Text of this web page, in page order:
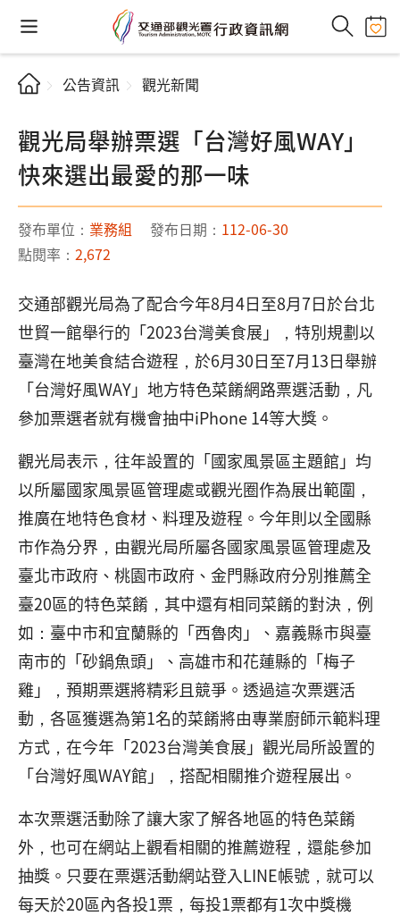
公告資訊 觀光新聞
觀光局舉辦票選「台灣好風WAY」
快來選出最愛的那一味
發布單位： 業務組 發布日期： 112-06-30
點閱率： 2,672
交通部觀光局為了配合今年8月4日至8月7日於台北
世貿一館舉行的「2023台灣美食展」，特別規劃以
臺灣在地美食結合遊程，於6月30日至7月13日舉辦
「台灣好風WAY」地方特色菜餚網路票選活動，凡
參加票選者就有機會抽中iPhone 14等大獎。
觀光局表示，往年設置的「國家風景區主題館」均
以所屬國家風景區管理處或觀光圈作為展出範圍，
推廣在地特色食材、料理及遊程。今年則以全國縣
市作為分界，由觀光局所屬各國家風景區管理處及
臺北市政府、桃園市政府、金門縣政府分別推薦全
臺20區的特色菜餚，其中還有相同菜餚的對決，例
如：臺中市和宜蘭縣的「西魯肉」、嘉義縣市與臺
南市的「砂鍋魚頭」、高雄市和花蓮縣的「梅子
雞」，預期票選將精彩且競爭。透過這次票選活
動，各區獲選為第1名的菜餚將由專業廚師示範料理
方式，在今年「2023台灣美食展」觀光局所設置的
「台灣好風WAY館」，搭配相關推介遊程展出。
本次票選活動除了讓大家了解各地區的特色菜餚
外，也可在網站上觀看相關的推薦遊程，還能參加
抽獎。只要在票選活動網站登入LINE帳號，就可以
每天於20區內各投1票，每投1票都有1次中獎機